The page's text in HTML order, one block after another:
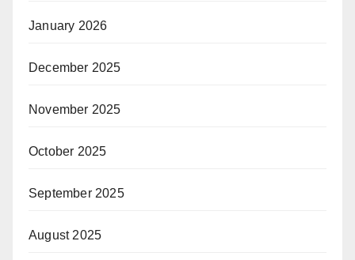
January 2026
December 2025
November 2025
October 2025
September 2025
August 2025